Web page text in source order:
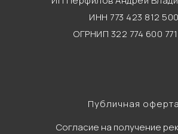
Согласие на получение
Публичная оферта
ИНН 773 423 812 500
ОГРНИП 322 774 600